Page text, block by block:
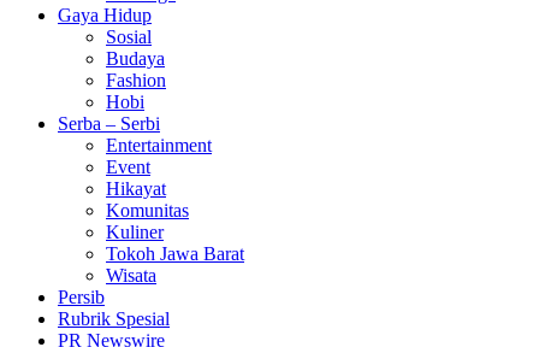
Gaya Hidup
Sosial
Budaya
Fashion
Hobi
Serba – Serbi
Entertainment
Event
Hikayat
Komunitas
Kuliner
Tokoh Jawa Barat
Wisata
Persib
Rubrik Spesial
PR Newswire